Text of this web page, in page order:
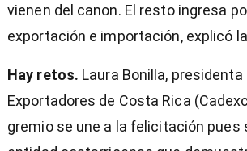
vienen del canon. El resto ingresa
exportación e importación, explicó
Hay retos. Laura Bonilla, presidenta
Exportadores de Costa Rica
gremio se une a la felicitación pues